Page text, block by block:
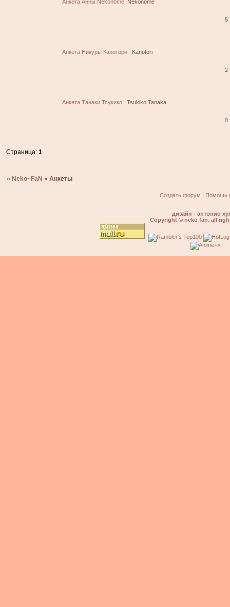
Анкета Анны Nekonome Nekonome
5
Анкета Никуры Канотори. Kanotori
2
Анкета Танаки Тсукико. Tsukiko Tanaka
0
Страница:1
» Neko~FaN »Анкеты
Создать форум | Помощь
дизайн - антонио
Copyright © neko fan. all
>